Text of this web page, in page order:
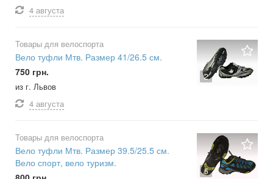
4 августа
2
Товары для велоспорта
Вело туфли Мтв. Размер 41/26.5 см.
750 грн.
из г. Львов
4 августа
5
Товары для велоспорта
Вело туфли Мтв. Размер 39.5/25.5 см.
Вело спорт, вело туризм.